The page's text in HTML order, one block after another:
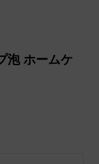
泡 ホームケ